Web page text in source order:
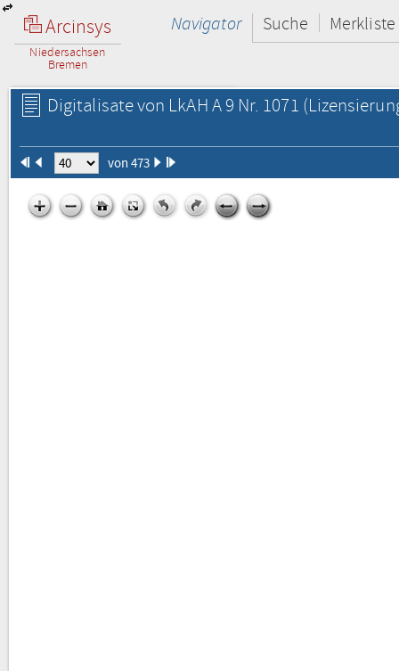
Arcinsys
Niedersachsen
Bremen
Navigator Suche Merkliste
Digitalisate von LkAH A 9 Nr. 1071
von 473